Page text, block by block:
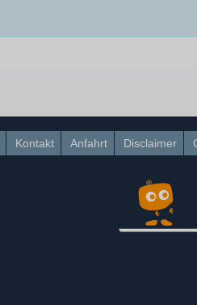
Kontakt Anfahrt Disclaimer